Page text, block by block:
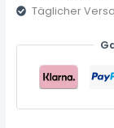
Täglicher